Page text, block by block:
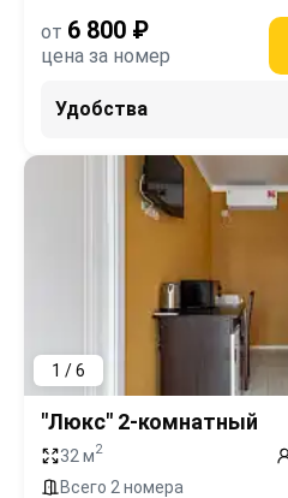
от 6 800 ₽
цена за номер
Удобства
1 / 6
"Люкс" 2-комнатный
32 м2
Всего 2 номера